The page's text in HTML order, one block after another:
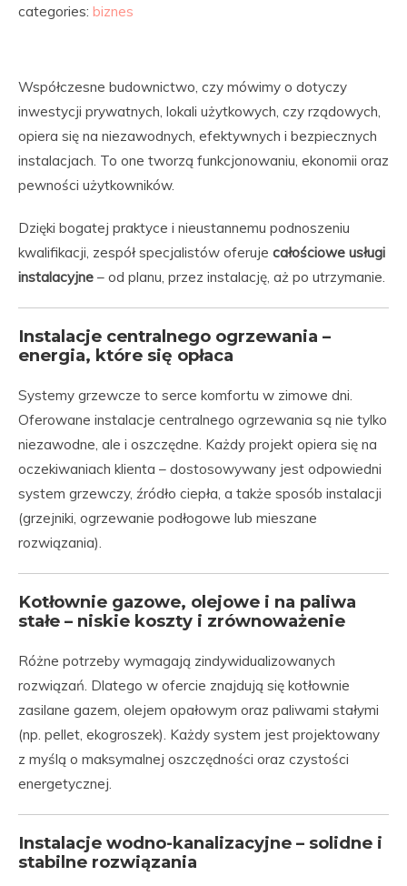
categories: biznes
Współczesne budownictwo, czy mówimy o dotyczy
inwestycji prywatnych, lokali użytkowych, czy rządowych,
opiera się na niezawodnych, efektywnych i bezpiecznych
instalacjach. To one tworzą funkcjonowaniu, ekonomii oraz
pewności użytkowników.
Dzięki bogatej praktyce i nieustannemu podnoszeniu
kwalifikacji, zespół specjalistów oferuje całościowe usługi
instalacyjne – od planu, przez instalację, aż po utrzymanie.
Instalacje centralnego ogrzewania –
energia, które się opłaca
Systemy grzewcze to serce komfortu w zimowe dni.
Oferowane instalacje centralnego ogrzewania są nie tylko
niezawodne, ale i oszczędne. Każdy projekt opiera się na
oczekiwaniach klienta – dostosowywany jest odpowiedni
system grzewczy, źródło ciepła, a także sposób instalacji
(grzejniki, ogrzewanie podłogowe lub mieszane
rozwiązania).
Kotłownie gazowe, olejowe i na paliwa
stałe – niskie koszty i zrównoważenie
Różne potrzeby wymagają zindywidualizowanych
rozwiązań. Dlatego w ofercie znajdują się kotłownie
zasilane gazem, olejem opałowym oraz paliwami stałymi
(np. pellet, ekogroszek). Każdy system jest projektowany
z myślą o maksymalnej oszczędności oraz czystości
energetycznej.
Instalacje wodno-kanalizacyjne – solidne i
stabilne rozwiązania